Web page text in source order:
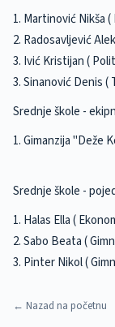
1. Martinović Nikša
2. Radosavljević
3. Ivić Kristijan (
3. Sinanović Denis (
Srednje škole -
1. Gimanzija "Deže
Srednje škole -
1. Halas Ella (
2. Sabo Beata (
3. Pinter Nikol (
← Nazad na početnu